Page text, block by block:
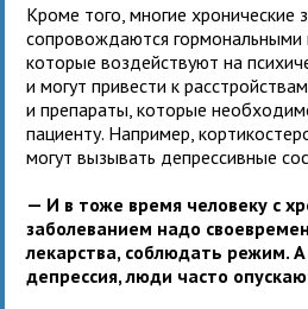
Кроме того, многие хронические
сопровождаются гормональными
которые воздействуют на
и могут привести к
и препараты, которые
пациенту. Например,
могут вызывать депрессивные
— И в тоже время человеку с
заболеванием надо
лекарства, соблюдать режим.
депрессия, люди часто